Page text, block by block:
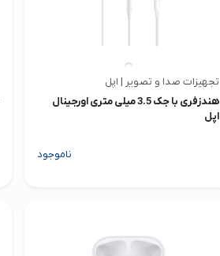
تجهیزات صدا و تصویر | اپل
هندزفری با جک 3.5 میلی متری اورجینال
اپل
ناموجود